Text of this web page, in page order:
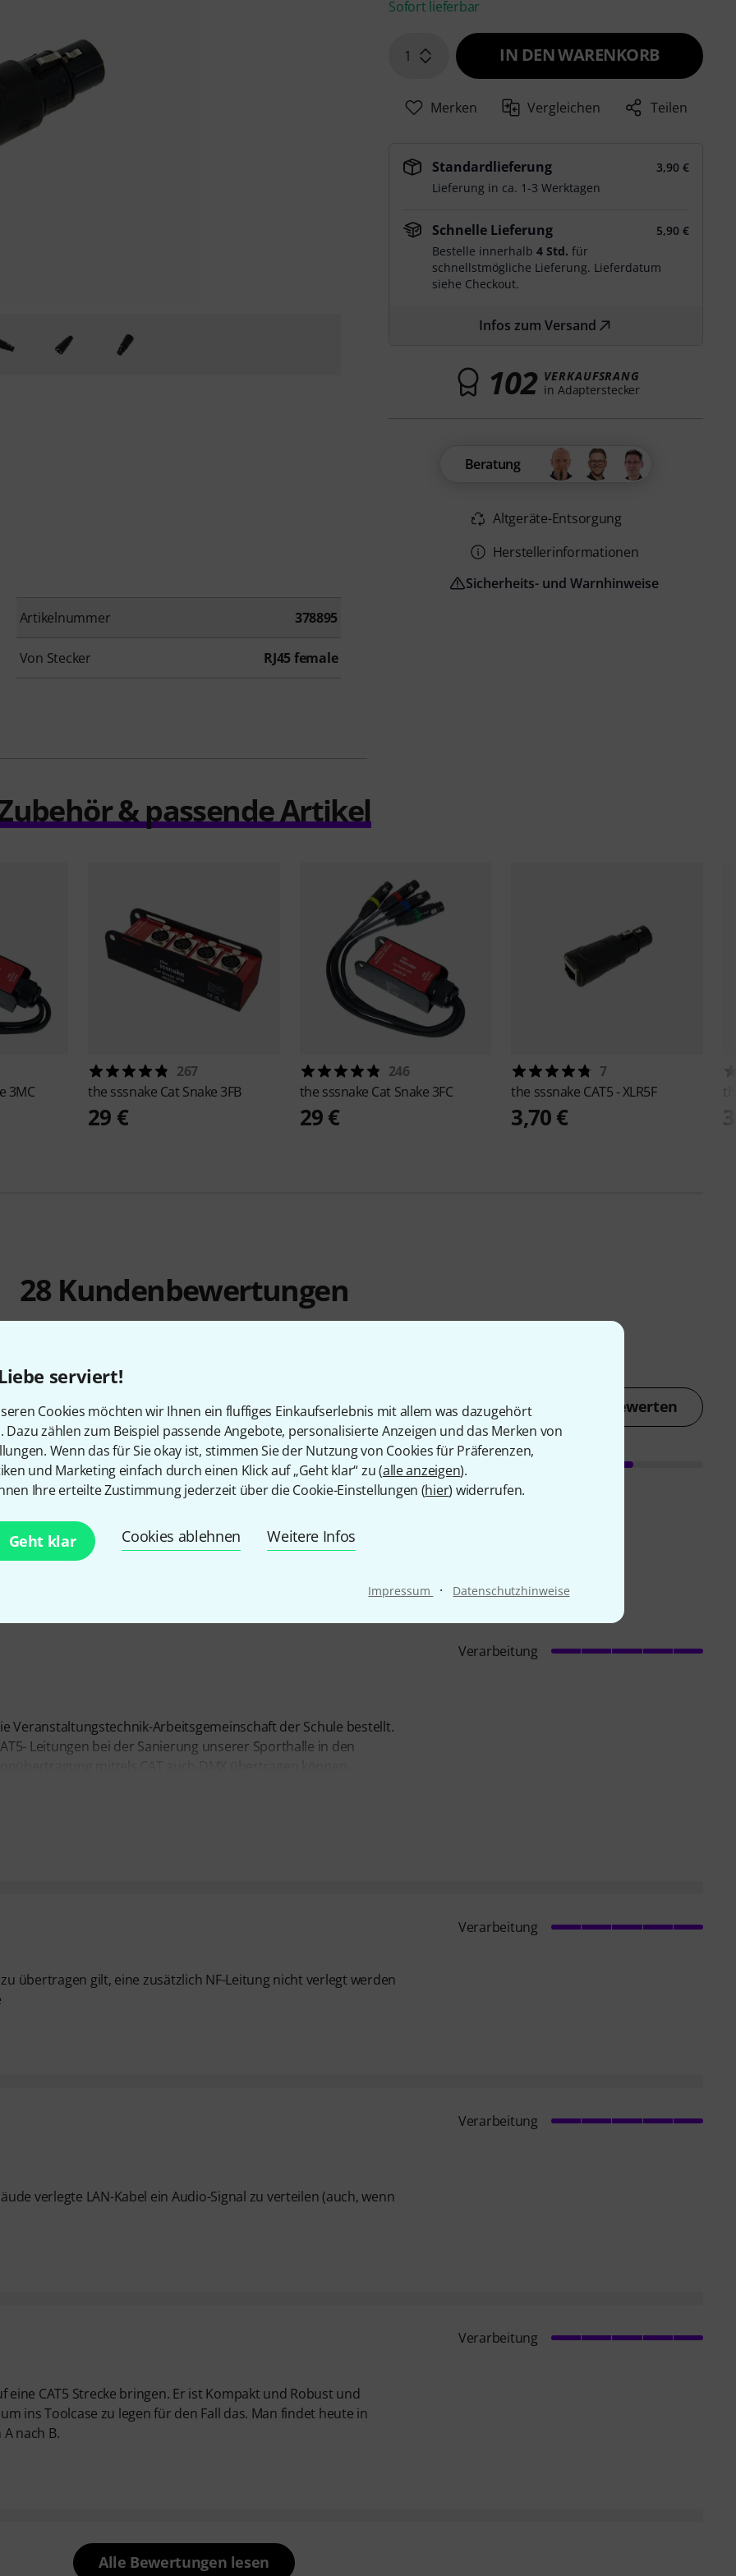
serviert!
Cookies möchten wir Ihnen ein fluffiges Einkaufserlebnis mit allem was dazugehört
Dazu zählen zum Beispiel passende Angebote, personalisierte Anzeigen und das Merken von
Wenn das für Sie okay ist, stimmen Sie der Nutzung von Cookies für Präferenzen,
und Marketing einfach durch einen Klick auf „Geht klar“ zu (alle anzeigen).
Ihre erteilte Zustimmung jederzeit über die Cookie-Einstellungen (hier) widerrufen.
Geht klar Cookies ablehnen Weitere Infos
Impressum · Datenschutzhinweise
Artikelnummer 378895
Von Stecker RJ45 female
Sofort lieferbar
1 IN DEN WARENKORB
Merken Vergleichen Teilen
Standardlieferung
3,90 €
Lieferung in ca. 1-3 Werktagen
Schnelle Lieferung
5,90 €
Bestelle innerhalb4 Std. für
schnellstmögliche Lieferung. Lieferdatum
siehe Checkout.
Infos zum Versand
102 VERKAUFSRANG
in Adapterstecker
Beratung
Altgeräte-Entsorgung
Herstellerinformationen
Sicherheits- und Warnhinweise
& passende Artikel
3MC
267
the sssnake Cat Snake 3FB
29 €
246
the sssnake Cat Snake 3FC
29 €
7
the sssnake CAT5 - XLR5F
3,70 €
28 Kundenbewertungen
4.6/ 5 Jetzt bewerten
Veranstaltungstechnik-Arbeitsgemeinschaft der Schule bestellt.
Leitungen bei der Sanierung unserer Sporthalle in den
Verarbeitung
übertragen gilt, eine zusätzlich NF-Leitung nicht verlegt werden
Verarbeitung
verlegte LAN-Kabel ein Audio-Signal zu verteilen (auch, wenn
Verarbeitung
eine CAT5 Strecke bringen. Er ist Kompakt und Robust und
ins Toolcase zu legen für den Fall das. Man findet heute in
nach B.
Verarbeitung
Alle Bewertungen lesen